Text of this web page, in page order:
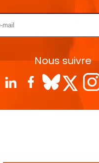
Nous suivre